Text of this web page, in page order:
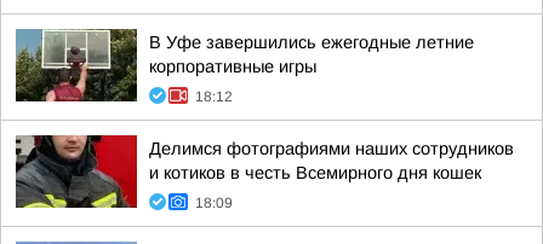
В Уфе завершились ежегодные летние
корпоративные игры
18:12
Делимся фотографиями наших сотрудников
и котиков в честь Всемирного дня кошек
18:09